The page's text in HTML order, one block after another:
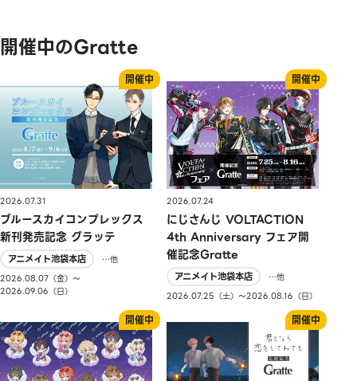
開催中のGratte
2026.07.31
ブルースカイコンプレックス
新刊発売記念 グラッテ
アニメイト池袋本店
…他
2026.08.07（金）〜
2026.09.06（日）
2026.07.24
にじさんじ VOLTACTION
4th Anniversary フェア開
催記念Gratte
アニメイト池袋本店
…他
2026.07.25（土）〜2026.08.16（日）